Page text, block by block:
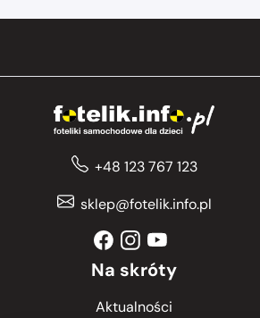
+48 123 767 123
sklep@fotelik.info.pl
Na skróty
Aktualności